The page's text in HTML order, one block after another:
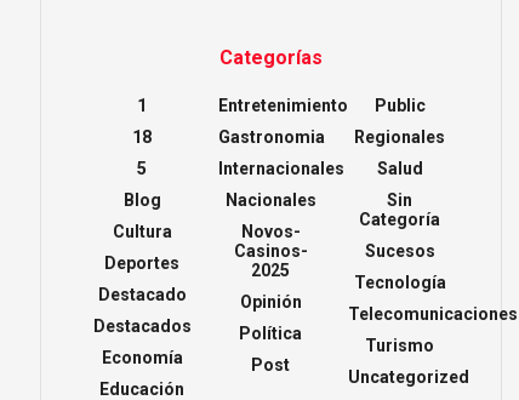
Categorías
1
18
5
Blog
Cultura
Deportes
Destacado
Destacados
Economía
Educación
Entretenimiento
Gastronomia
Internacionales
Nacionales
Novos-
Casinos-
2025
Opinión
Política
Post
Public
Regionales
Salud
Sin
Categoría
Sucesos
Tecnología
Telecomunicaciones
Turismo
Uncategorized